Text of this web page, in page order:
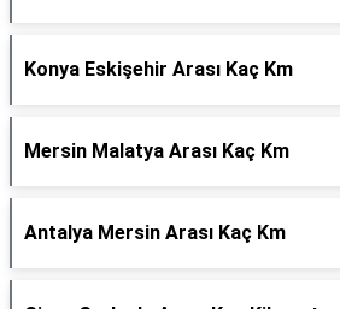
Konya Eskişehir Arası Kaç Km
Mersin Malatya Arası Kaç Km
Antalya Mersin Arası Kaç Km